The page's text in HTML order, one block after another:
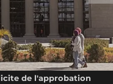
de l'approbation